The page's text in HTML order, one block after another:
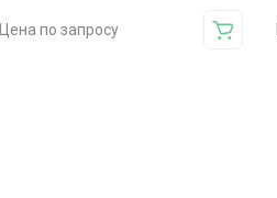
Цена по запросу